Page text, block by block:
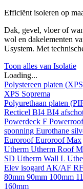
Efficiënt isoleren op
Dak, gevel, vloer of
wol en dakelementen
Usystem. Met
Toon alles van Isolatie
Loading...
Polystereen platen
XPS Soprema
Polyurethaan platen
Recticel BI4 BI4
Powerdeck F
sponning Eurothane
EuroroofEuroroof Max
Utherm Utherm Roof M
SD Utherm Wall L
Elev isogard AK/AF
80mm 90mm 100mm
160mm